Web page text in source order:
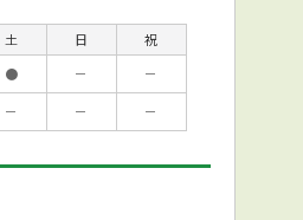
土 日
祝
● －
－
－ － －